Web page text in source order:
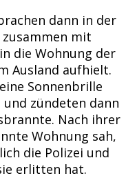
dann in der
zusammen mit
die Wohnung der
Ausland aufhielt.
Sonnenbrille
zündeten dann
Nach ihrer
Wohnung sah,
die Polizei und
erlitten hat.